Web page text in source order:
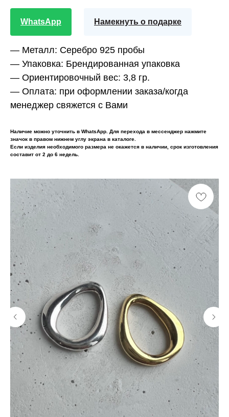
WhatsApp Намекнуть о подарке
— Металл: Серебро 925 пробы
— Упаковка: Брендированная упаковка
— Ориентировочный вес: 3,8 гр.
— Оплата: при оформлении заказа/когда
менеджер свяжется с Вами
Наличие можно уточнить в WhatsApp. Для перехода в мессенджер нажмите
значок в правом нижнем углу экрана в каталоге.
Если изделия необходимого размера не окажется в наличии, срок изготовления
составит от 2 до 6 недель.